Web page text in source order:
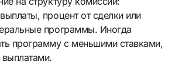
процент от сделки или
программы. Иногда
программу с меньшими ставками,